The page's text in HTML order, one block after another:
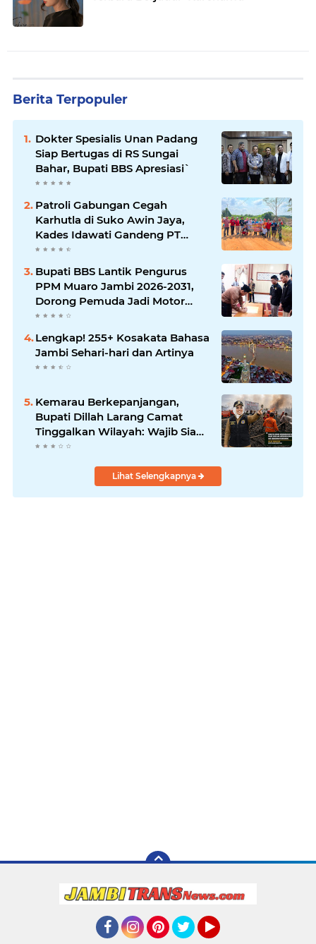
Berita Terpopuler
Dokter Spesialis Unan Padang
Siap Bertugas di RS Sungai
Bahar, Bupati BBS Apresiasi`
Patroli Gabungan Cegah
Karhutla di Suko Awin Jaya,
Kades Idawati Gandeng PT
BBB-S, TNI dan BPD
Bupati BBS Lantik Pengurus
PPM Muaro Jambi 2026-2031,
Dorong Pemuda Jadi Motor
Perubahan
Lengkap! 255+ Kosakata Bahasa
Jambi Sehari-hari dan Artinya
Kemarau Berkepanjangan,
Bupati Dillah Larang Camat
Tinggalkan Wilayah: Wajib Siaga
Hadapi Karhutla dan Kebakaran
Lihat Selengkapnya